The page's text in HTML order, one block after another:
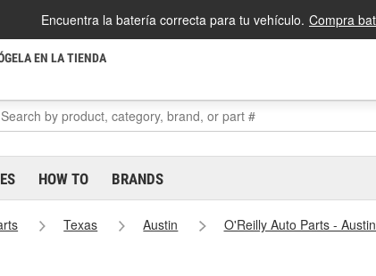
Encuentra la batería correcta para tu vehículo. Compra
EN LA TIENDA
HOW TO BRANDS
Texas Austin
O'Reilly Auto Parts -